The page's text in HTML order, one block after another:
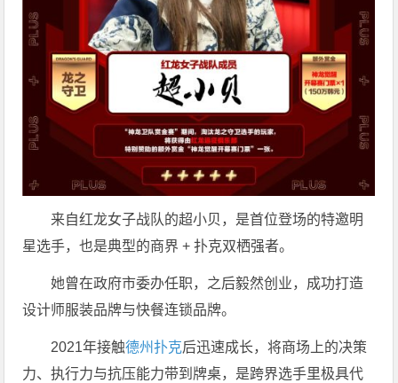
来自红龙女子战队的超小贝，是首位登场的特邀明
星选手，也是典型的商界 + 扑克双栖强者。
她曾在政府市委办任职，之后毅然创业，成功打造
设计师服装品牌与快餐连锁品牌。
2021年接触德州扑克后迅速成长，将商场上的决策
力、执行力与抗压能力带到牌桌，是跨界选手里极具代